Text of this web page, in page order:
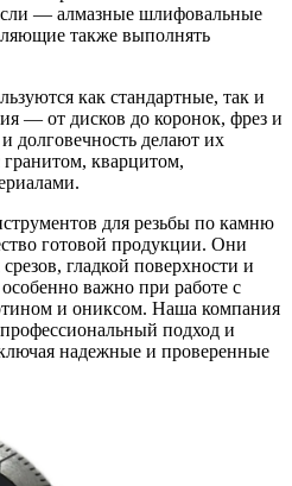
— алмазные шлифовальные
также выполнять
как стандартные, так и
— от дисков до коронок, фрез и
долговечность делают их
кварцитом,
для резьбы по камню
готовой продукции. Они
гладкой поверхности и
важно при работе с
и ониксом. Наша компания
подход и
надежные и проверенные